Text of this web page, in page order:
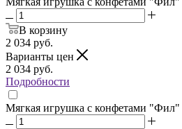
В корзину
2 034 руб.
Варианты цен
2 034 руб.
Подробности
Мягкая игрушка с конфетами "Фил"